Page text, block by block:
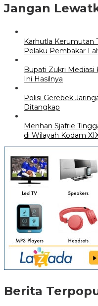
Jangan
Karhutla Kerumutan
Pelaku Pembakar
Bupati Zukri Mediasi
Ini Hasilnya
Polisi Gerebek
Ditangkap
Menhan Sjafrie
di Wilayah Kodam
Berita